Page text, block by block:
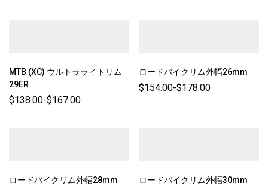
MTB (XC) ウルトラライトリム
29ER
$138.00-$167.00
ロードバイクリム外幅26mm
$154.00-$178.00
ロードバイクリム外幅28mm ロードバイクリム外幅30mm